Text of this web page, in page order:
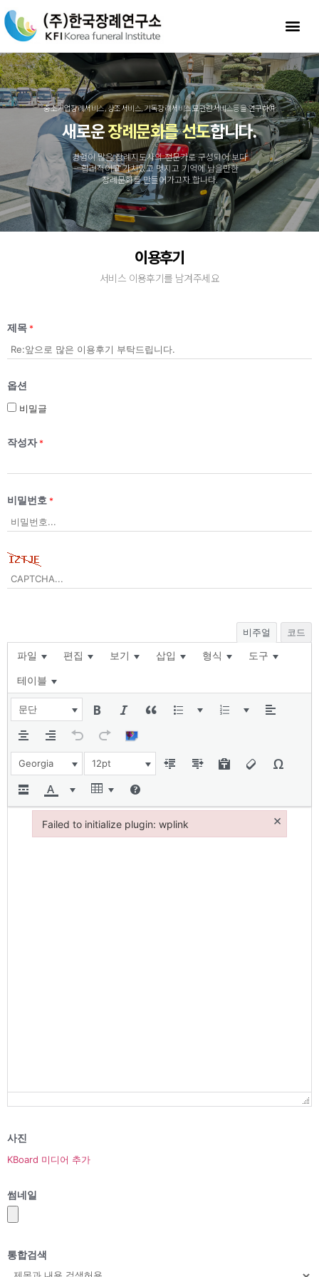
중소기업장례서비스, 상조서비스, 기독장례서비스,묘관련서비스등을 연구하여
새로운장례문화를 선도합니다.
경험이 많은 장례지도사의 전문가로 구성되어 보다
합리적이고 가치있고 멋지고 기억에 남을만한
장례문화를 만들어가고자 합니다.
이용후기
서비스 이용후기를 남겨주세요
제목 *
옵션
비밀글
작성자 *
비밀번호 *
비주얼 코드
파일 편집 보기 삽입 형식 도구
테이블
문단
Georgia 12pt
사진
KBoard 미디어 추가
썸네일
통합검색
Failed to initialize plugin: wplink ×
Failed to initialize plugin: wplink